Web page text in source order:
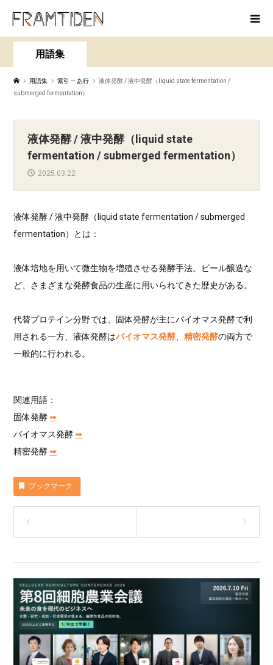
用語集
用語集 索引 — あ行
液体発酵 / 液中発酵（liquid state fermentation /
submerged fermentation）
液体発酵 / 液中発酵（liquid state
fermentation / submerged fermentation）
2025.03.22
液体発酵 / 液中発酵（liquid state fermentation / submerged
fermentation）とは：
液体培地を用いて微生物を増殖させる発酵手法。ビール醸造な
ど、さまざまな発酵食品の生産に用いられてきた歴史がある。
代替プロテイン分野では、固体発酵が主にバイオマス発酵で利
用される一方、液体発酵はバイオマス発酵、精密発酵の両方で
一般的に行われる。
関連用語：
固体発酵➡︎
バイオマス発酵➡︎
精密発酵➡︎
ブックマーク